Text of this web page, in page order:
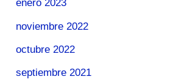
enero 2023
noviembre 2022
octubre 2022
septiembre 2021